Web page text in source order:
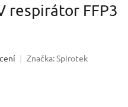
respirátor FFP3
Značka:Spirotek